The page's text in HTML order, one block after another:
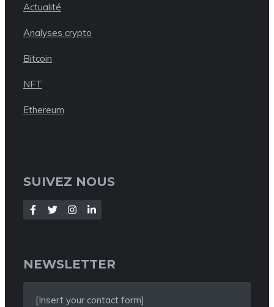
Actualité
Analyses crypto
Bitcoin
NFT
Ethereum
SUIVEZ NOUS
NEWSLETTER
[Insert your contact form]